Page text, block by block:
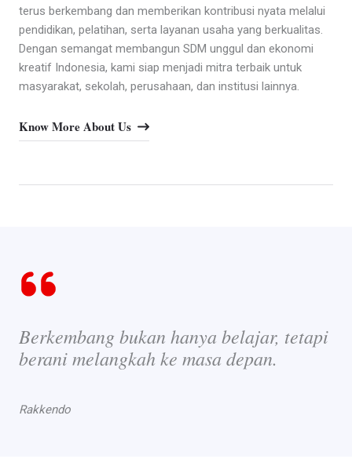
terus berkembang dan memberikan kontribusi nyata melalui
pendidikan, pelatihan, serta layanan usaha yang berkualitas.
Dengan semangat membangun SDM unggul dan ekonomi
kreatif Indonesia, kami siap menjadi mitra terbaik untuk
masyarakat, sekolah, perusahaan, dan institusi lainnya.
Know More About Us
Berkembang bukan hanya belajar, tetapi
berani melangkah ke masa depan.
Rakkendo